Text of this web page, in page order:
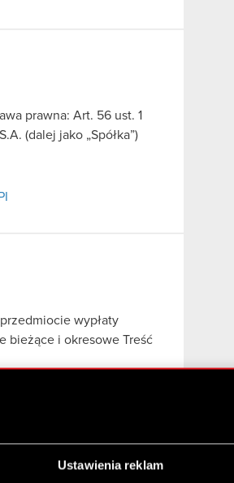
Ustawienia reklam
prawna: Art. 56 ust. 1
(dalej jako „Spółka”)
wypłaty
bieżące i okresowe Treść
wypłaty